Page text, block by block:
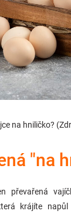
na hniličko?
"na
převařená
krájíte